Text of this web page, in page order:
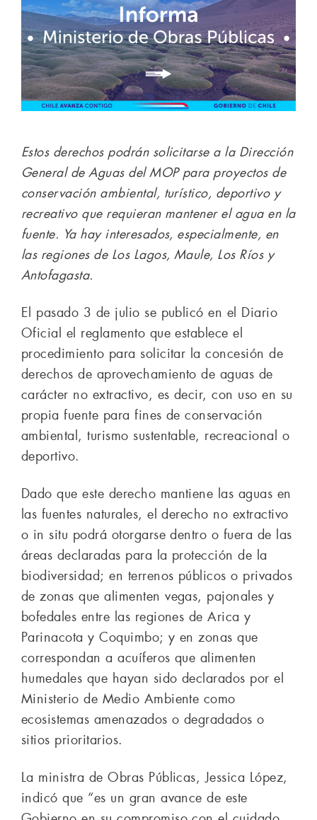
Estos derechos podrán solicitarse a la Dirección
General de Aguas del MOP para proyectos de
conservación ambiental, turístico, deportivo y
recreativo que requieran mantener el agua en la
fuente. Ya hay interesados, especialmente, en
las regiones de Los Lagos, Maule, Los Ríos y
Antofagasta.
El pasado 3 de julio se publicó en el Diario
Oficial el reglamento que establece el
procedimiento para solicitar la concesión de
derechos de aprovechamiento de aguas de
carácter no extractivo, es decir, con uso en su
propia fuente para fines de conservación
ambiental, turismo sustentable, recreacional o
deportivo.
Dado que este derecho mantiene las aguas en
las fuentes naturales, el derecho no extractivo
o in situ podrá otorgarse dentro o fuera de las
áreas declaradas para la protección de la
biodiversidad; en terrenos públicos o privados
de zonas que alimenten vegas, pajonales y
bofedales entre las regiones de Arica y
Parinacota y Coquimbo; y en zonas que
correspondan a acuíferos que alimenten
humedales que hayan sido declarados por el
Ministerio de Medio Ambiente como
ecosistemas amenazados o degradados o
sitios prioritarios.
La ministra de Obras Públicas, Jessica López,
indicó que “es un gran avance de este